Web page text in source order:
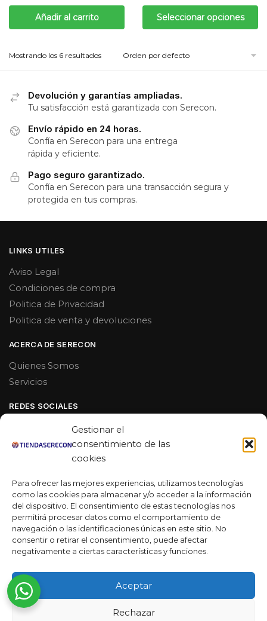
Gestionar el
consentimiento de las
cookies
Para ofrecer las mejores experiencias, utilizamos tecnologías
como las cookies para almacenar y/o acceder a la información
del dispositivo. El consentimiento de estas tecnologías nos
permitirá procesar datos como el comportamiento de
navegación o las identificaciones únicas en este sitio. No
consentir o retirar el consentimiento, puede afectar
negativamente a ciertas características y funciones.
Aceptar
Rechazar
Añadir al carrito Seleccionar opciones
Mostrando los 6 resultados
Devolución y garantías ampliadas.
Tu satisfacción está garantizada con Serecon.
Envío rápido en 24 horas.
Confía en Serecon para una entrega
rápida y eficiente.
Pago seguro garantizado.
Confía en Serecon para una transacción segura y
protegida en tus compras.
LINKS UTILES
Aviso Legal
Condiciones de compra
Politica de Privacidad
Politica de venta y devoluciones
ACERCA DE SERECON
Quienes Somos
Servicios
REDES SOCIALES
Linkedin
MAS DE 50 RESEÑAS
★★★★★
La verdad es que fue una compra muy económica, la
día. ¡Estoy muy satisfecha con la atención al cliente y el
servicio!
Desarrollado por